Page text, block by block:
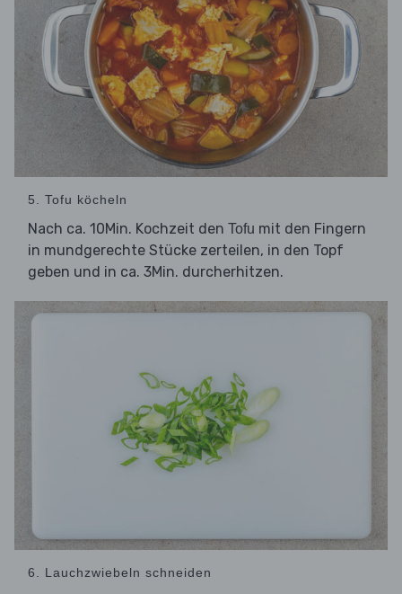
5. Tofu köcheln
Nach ca. 10Min. Kochzeit den Tofu mit den Fingern
in mundgerechte Stücke zerteilen, in den Topf
geben und in ca. 3Min. durcherhitzen.
6. Lauchzwiebeln schneiden